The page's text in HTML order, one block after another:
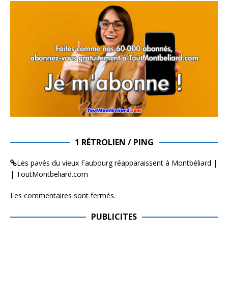
1 RÉTROLIEN / PING
Les pavés du vieux Faubourg réapparaissent à Montbéliard |
| ToutMontbeliard.com
Les commentaires sont fermés.
PUBLICITES